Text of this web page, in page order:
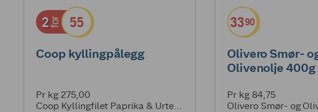
2for 55
Coop kyllingpålegg
Pr kg 275,00
Coop Kyllingfilet Paprika & Urter
3390
Olivero Smør-
Olivenolje 400g
Pr kg 84,75
Olivero Smør- og